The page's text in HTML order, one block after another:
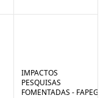
IMPACTOS
PESQUISAS
FOMENTADAS - FAPEG